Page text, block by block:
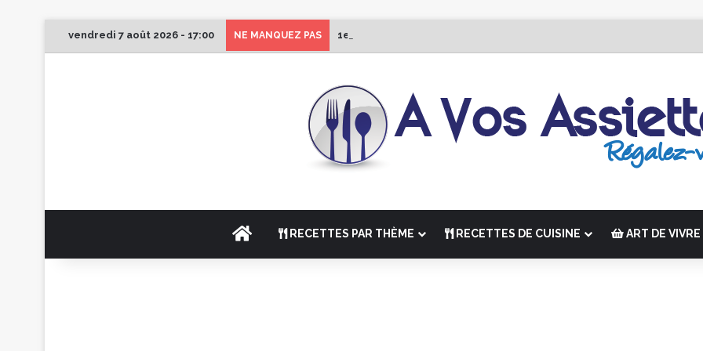
vendredi 7 août 2026 - 17:00 NE MANQUEZ PAS 1er Édition de “La Semaine des Chefs” du 19 au 24 octobre 2026
ACCUEILRECETTES PAR THÈME RECETTES DE CUISINE ART DE VIVRE